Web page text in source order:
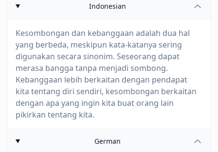
Indonesian
Kesombongan dan kebanggaan adalah dua hal
yang berbeda, meskipun kata-katanya sering
digunakan secara sinonim. Seseorang dapat
merasa bangga tanpa menjadi sombong.
Kebanggaan lebih berkaitan dengan pendapat
kita tentang diri sendiri, kesombongan berkaitan
dengan apa yang ingin kita buat orang lain
pikirkan tentang kita.
German